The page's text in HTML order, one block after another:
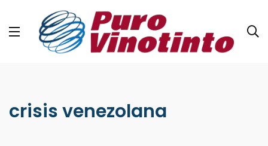
crisis venezolana